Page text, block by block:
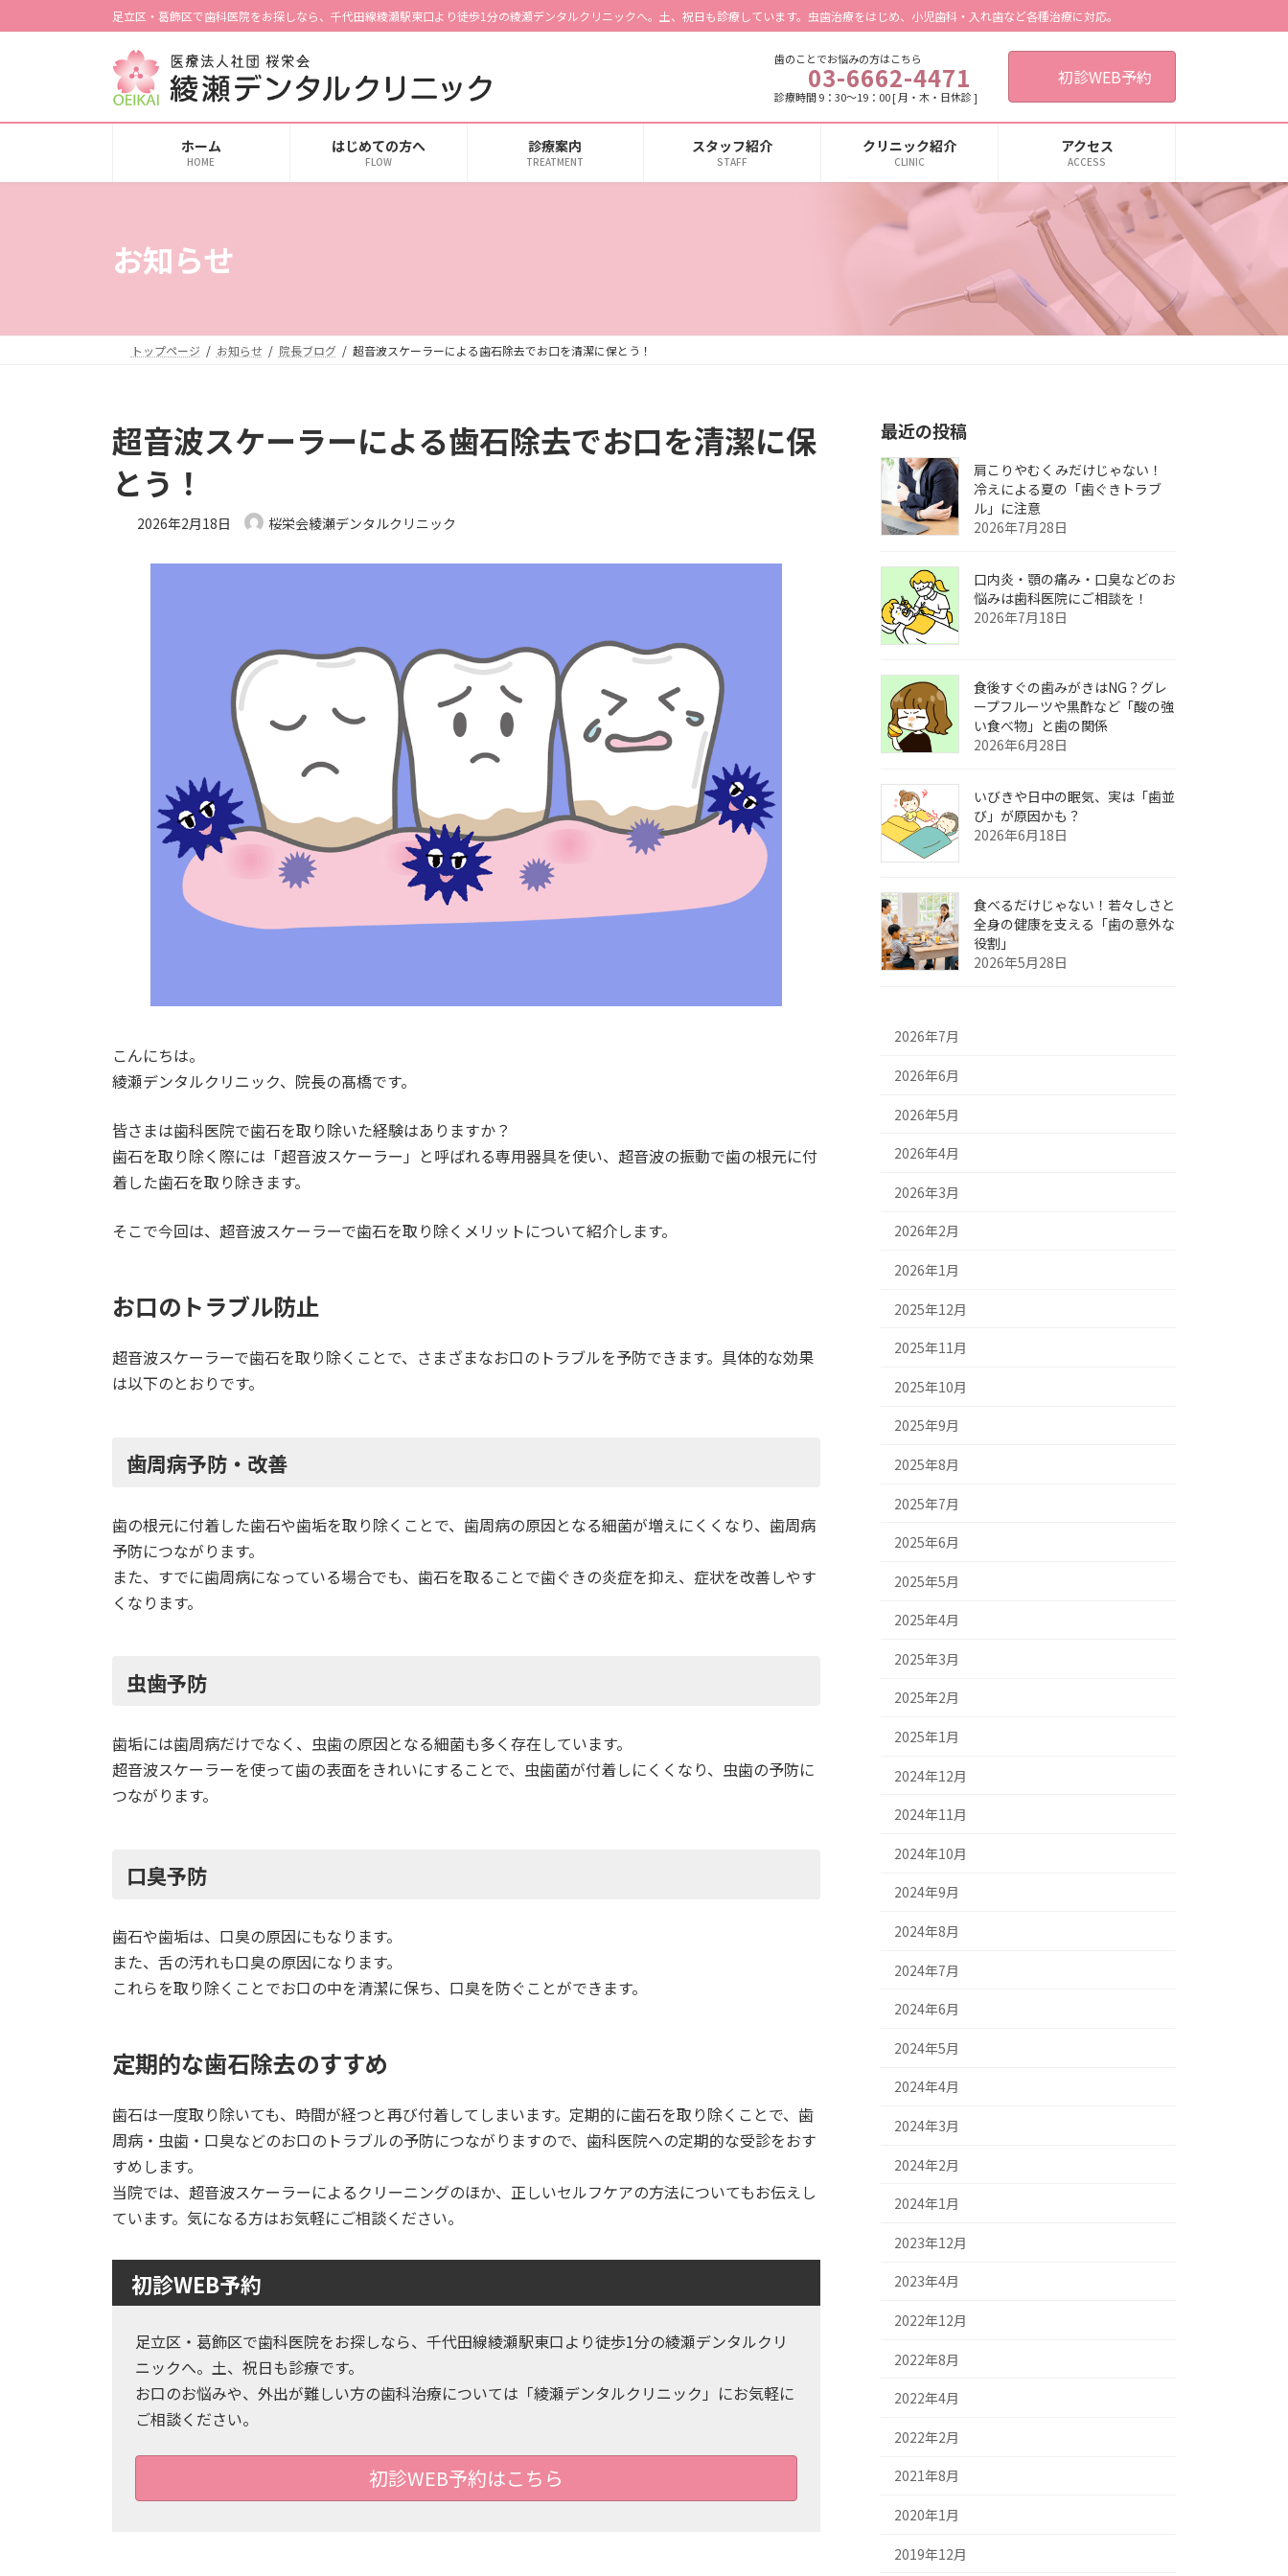
ン
へ
ビ
ョ
足立区・葛飾区で歯科医院をお探しなら、千代田線綾瀬駅東口より徒歩1分の綾瀬デンタルクリニックへ。土、祝日も診療しています。虫歯治療をはじめ、小児歯科・入れ歯など各種治療に対応。
歯のことでお悩みの方はこちら
03-6662-4471
診療時間 9：30～19：00 [ 月・木・日休診 ]
初診WEB予約
ホーム
HOME
はじめての方へ
FLOW
診療案内
TREATMENT
スタッフ紹介
STAFF
クリニック紹介
CLINIC
アクセス
ACCESS
お知らせ
トップページ お知らせ 院長ブログ 超音波スケーラーによる歯石除去でお口を清潔に保とう！
超音波スケーラーによる歯石除去でお口を清潔に保
とう！
2026年2月18日 桜栄会綾瀬デンタルクリニック
こんにちは。
綾瀬デンタルクリニック、院長の髙橋です。
皆さまは歯科医院で歯石を取り除いた経験はありますか？
歯石を取り除く際には「超音波スケーラー」と呼ばれる専用器具を使い、超音波の振動で歯の根元に付
着した歯石を取り除きます。
そこで今回は、超音波スケーラーで歯石を取り除くメリットについて紹介します。
お口のトラブル防止
超音波スケーラーで歯石を取り除くことで、さまざまなお口のトラブルを予防できます。具体的な効果
は以下のとおりです。
歯周病予防・改善
歯の根元に付着した歯石や歯垢を取り除くことで、歯周病の原因となる細菌が増えにくくなり、歯周病
予防につながります。
また、すでに歯周病になっている場合でも、歯石を取ることで歯ぐきの炎症を抑え、症状を改善しやす
くなります。
虫歯予防
歯垢には歯周病だけでなく、虫歯の原因となる細菌も多く存在しています。
超音波スケーラーを使って歯の表面をきれいにすることで、虫歯菌が付着しにくくなり、虫歯の予防に
つながります。
口臭予防
歯石や歯垢は、口臭の原因にもなります。
また、舌の汚れも口臭の原因になります。
これらを取り除くことでお口の中を清潔に保ち、口臭を防ぐことができます。
定期的な歯石除去のすすめ
歯石は一度取り除いても、時間が経つと再び付着してしまいます。定期的に歯石を取り除くことで、歯
周病・虫歯・口臭などのお口のトラブルの予防につながりますので、歯科医院への定期的な受診をおす
すめします。
当院では、超音波スケーラーによるクリーニングのほか、正しいセルフケアの方法についてもお伝えし
ています。気になる方はお気軽にご相談ください。
初診WEB予約
足立区・葛飾区で歯科医院をお探しなら、千代田線綾瀬駅東口より徒歩1分の綾瀬デンタルクリ
ニックへ。土、祝日も診療です。
お口のお悩みや、外出が難しい方の歯科治療については「綾瀬デンタルクリニック」にお気軽に
ご相談ください。
初診WEB予約はこちら
最近の投稿
肩こりやむくみだけじゃない！
冷えによる夏の「歯ぐきトラブ
ル」に注意
2026年7月28日
口内炎・顎の痛み・口臭などのお
悩みは歯科医院にご相談を！
2026年7月18日
食後すぐの歯みがきはNG？グレ
ープフルーツや黒酢など「酸の強
い食べ物」と歯の関係
2026年6月28日
いびきや日中の眠気、実は「歯並
び」が原因かも？
2026年6月18日
食べるだけじゃない！若々しさと
全身の健康を支える「歯の意外な
役割」
2026年5月28日
2026年7月
2026年6月
2026年5月
2026年4月
2026年3月
2026年2月
2026年1月
2025年12月
2025年11月
2025年10月
2025年9月
2025年8月
2025年7月
2025年6月
2025年5月
2025年4月
2025年3月
2025年2月
2025年1月
2024年12月
2024年11月
2024年10月
2024年9月
2024年8月
2024年7月
2024年6月
2024年5月
2024年4月
2024年3月
2024年2月
2024年1月
2023年12月
2023年4月
2022年12月
2022年8月
2022年4月
2022年2月
2021年8月
2020年1月
2019年12月